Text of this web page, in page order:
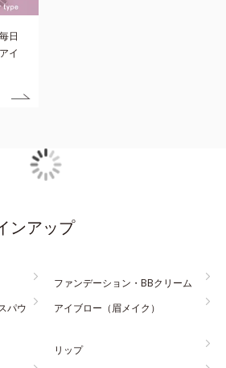
日
イ
ンアップ
ファンデーション・BBクリーム
パウ
アイブロー（眉メイク）
リップ